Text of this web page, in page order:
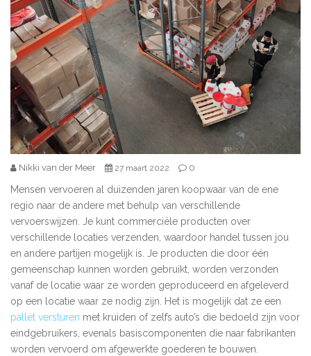
Nikki van der Meer 27 maart 2022 0
Mensen vervoeren al duizenden jaren koopwaar van de ene
regio naar de andere met behulp van verschillende
vervoerswijzen. Je kunt commerciële producten over
verschillende locaties verzenden, waardoor handel tussen jou
en andere partijen mogelijk is. Je producten die door één
gemeenschap kunnen worden gebruikt, worden verzonden
vanaf de locatie waar ze worden geproduceerd en afgeleverd
op een locatie waar ze nodig zijn. Het is mogelijk dat ze een
pallet versturen met kruiden of zelfs auto’s die bedoeld zijn voor
eindgebruikers, evenals basiscomponenten die naar fabrikanten
worden vervoerd om afgewerkte goederen te bouwen.